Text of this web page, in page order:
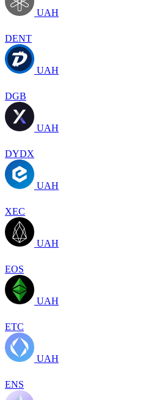
UAH
DENT
UAH
DGB
UAH
DYDX
UAH
XEC
UAH
EOS
UAH
ETC
UAH
ENS